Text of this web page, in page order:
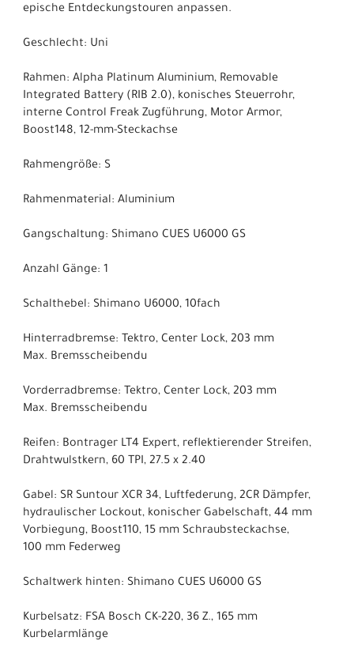
epische Entdeckungstouren anpassen.
Geschlecht: Uni
Rahmen: Alpha Platinum Aluminium, Removable
Integrated Battery (RIB 2.0), konisches Steuerrohr,
interne Control Freak Zugführung, Motor Armor,
Boost148, 12-mm-Steckachse
Rahmengröße: S
Rahmenmaterial: Aluminium
Gangschaltung: Shimano CUES U6000 GS
Anzahl Gänge: 1
Schalthebel: Shimano U6000, 10fach
Hinterradbremse: Tektro, Center Lock, 203 mm
Max. Bremsscheibendu
Vorderradbremse: Tektro, Center Lock, 203 mm
Max. Bremsscheibendu
Reifen: Bontrager LT4 Expert, reflektierender Streifen,
Drahtwulstkern, 60 TPI, 27.5 x 2.40
Gabel: SR Suntour XCR 34, Luftfederung, 2CR Dämpfer,
hydraulischer Lockout, konischer Gabelschaft, 44 mm
Vorbiegung, Boost110, 15 mm Schraubsteckachse,
100 mm Federweg
Schaltwerk hinten: Shimano CUES U6000 GS
Kurbelsatz: FSA Bosch CK-220, 36 Z., 165 mm
Kurbelarmlänge